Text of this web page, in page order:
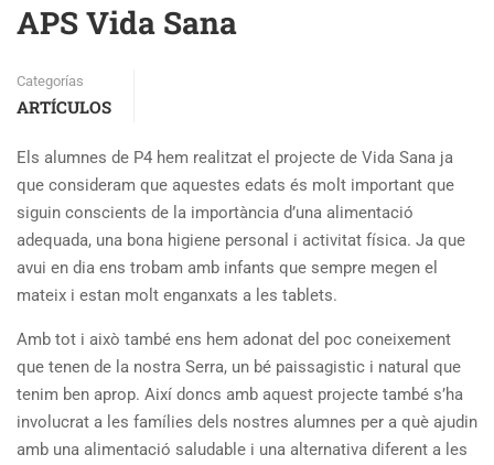
APS Vida Sana
Categorías
ARTÍCULOS
Els alumnes de P4 hem realitzat el projecte de Vida Sana ja
que consideram que aquestes edats és molt important que
siguin conscients de la importància d’una alimentació
adequada, una bona higiene personal i activitat física. Ja que
avui en dia ens trobam amb infants que sempre megen el
mateix i estan molt enganxats a les tablets.
Amb tot i això també ens hem adonat del poc coneixement
que tenen de la nostra Serra, un bé paissagistic i natural que
tenim ben aprop. Així doncs amb aquest projecte també s’ha
involucrat a les famílies dels nostres alumnes per a què ajudin
amb una alimentació saludable i una alternativa diferent a les